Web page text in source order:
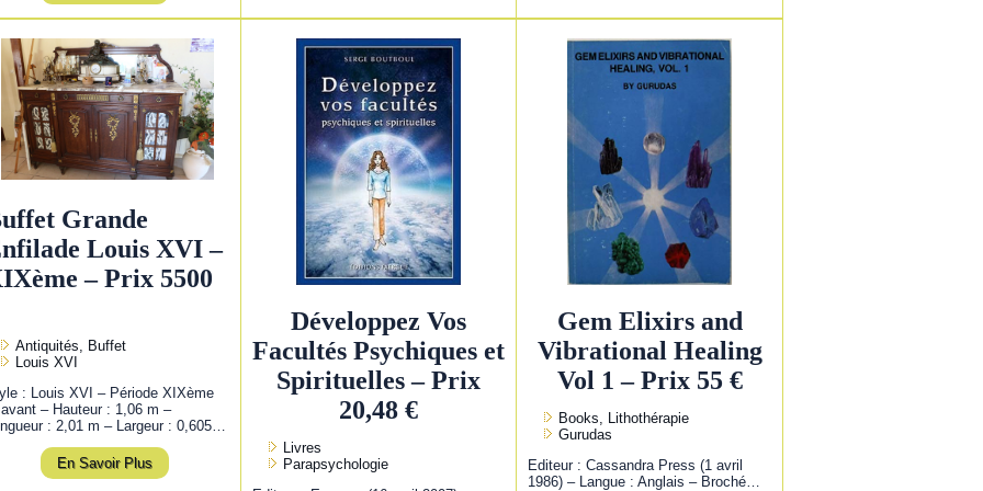
Grande
Louis XVI –
– Prix 5500
Antiquités, Buffet
Louis XVI
: Louis XVI – Période XIXème
– Hauteur : 1,06 m –
: 2,01 m – Largeur : 0,605…
En Savoir Plus
Développez Vos
Facultés Psychiques et
Spirituelles – Prix
20,48 €
Livres
Parapsychologie
Gem Elixirs and
Vibrational Healing
Vol 1 – Prix 55 €
Books, Lithothérapie
Gurudas
Editeur : Cassandra Press (1 avril
1986) – Langue : Anglais – Broché…